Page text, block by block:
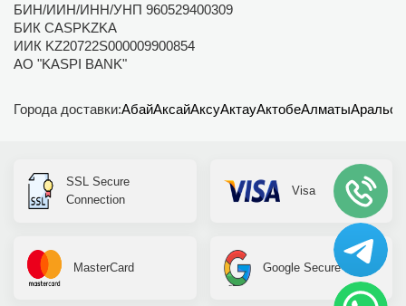
БИН/ИИН/ИНН/УНП 960529400309
БИК CASPKZKA
ИИК KZ20722S000009900854
АО "KASPI BANK"
Города доставки:АбайАксайАксуАктауАктобеАлматыАральск
SSL Secure
Connection
Visa
MasterCard Google Secure